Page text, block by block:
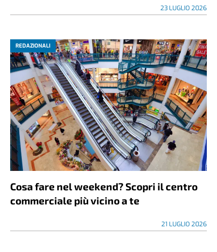
23 LUGLIO 2026
REDAZIONALI
Cosa fare nel weekend? Scopri il centro
commerciale più vicino a te
21 LUGLIO 2026